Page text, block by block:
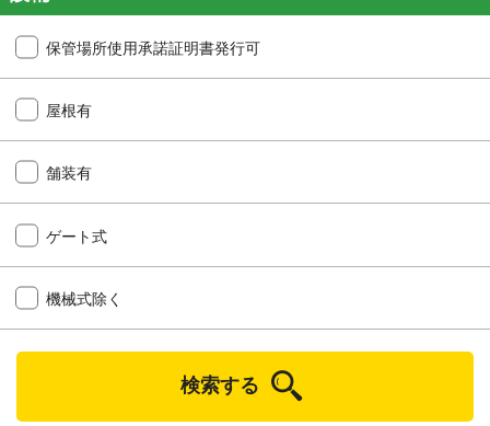
保管場所使用承諾証明書発行可
屋根有
舗装有
ゲート式
機械式除く
検索する